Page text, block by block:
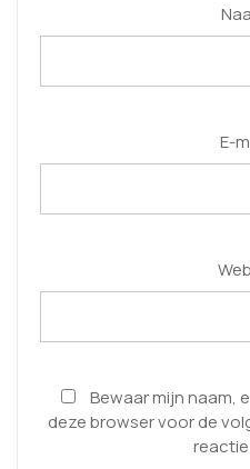
E-
Bewaar mijn naam,
deze browser voor de